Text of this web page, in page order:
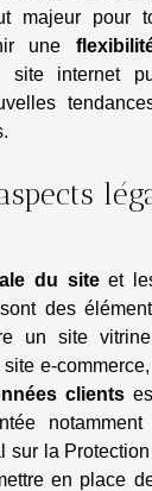
majeur pour
une
site internet
du siteet
sont des
un site
e-
clients
sur la
en place